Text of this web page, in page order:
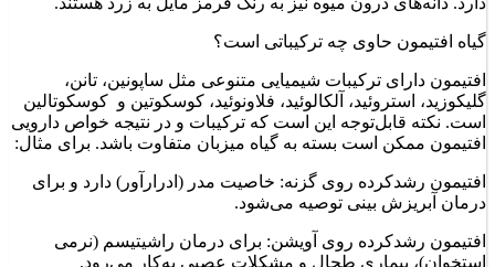
گیاه افتیمون حاوی چه ترکیباتی است؟
افتیمون دارای ترکیبات شیمیایی متنوعی مثل ساپونین، تانن،
گلیکوزید، استروئید، آلکالوئید، فلاونوئید، کوسکوتین و کوسکوتالین
است. نکته قابل‌توجه این است که ترکیبات و در نتیجه خواص دارویی
افتیمون ممکن است بسته به گیاه میزبان متفاوت باشد. برای مثال:
افتیمون رشدکرده روی گزنه: خاصیت مدر (ادرارآور) دارد و برای
درمان آبریزش بینی توصیه می‌شود.
افتیمون رشدکرده روی آویشن: برای درمان راشیتیسم (نرمی
استخوان)، بیماری طحال و مشکلات عصبی به‌کار می‌رود.